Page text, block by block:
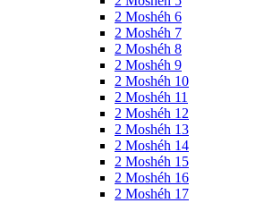
2 Moshéh 6
2 Moshéh 7
2 Moshéh 8
2 Moshéh 9
2 Moshéh 10
2 Moshéh 11
2 Moshéh 12
2 Moshéh 13
2 Moshéh 14
2 Moshéh 15
2 Moshéh 16
2 Moshéh 17